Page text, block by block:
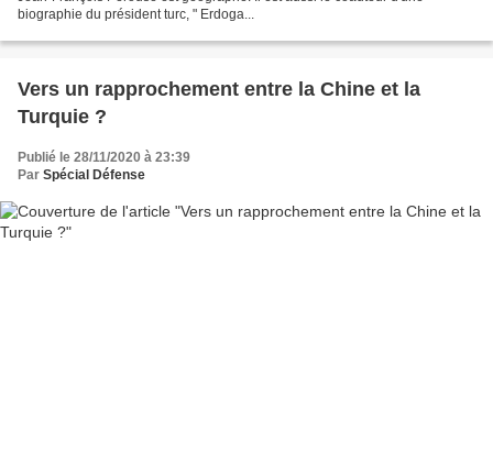
biographie du président turc, " Erdoga...
Vers un rapprochement entre la Chine et la
Turquie ?
Publié le 28/11/2020 à 23:39
Par Spécial Défense